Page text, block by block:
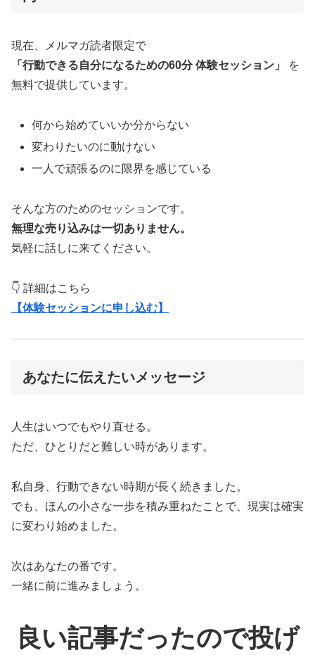
現在、メルマガ読者限定で
「行動できる自分になるための60分 体験セッション」
を
無料で提供しています。
何から始めていいか分からない
変わりたいのに動けない
一人で頑張るのに限界を感じている
そんな方のためのセッションです。
無理な売り込みは一切ありません。
気軽に話しに来てください。
👇 詳細はこちら
【体験セッションに申し込む】
あなたに伝えたいメッセージ
人生はいつでもやり直せる。
ただ、ひとりだと難しい時があります。
私自身、行動できない時期が長く続きました。
でも、ほんの小さな一歩を積み重ねたことで、現実は確実
に変わり始めました。
次はあなたの番です。
一緒に前に進みましょう。
良い記事だったので投げ